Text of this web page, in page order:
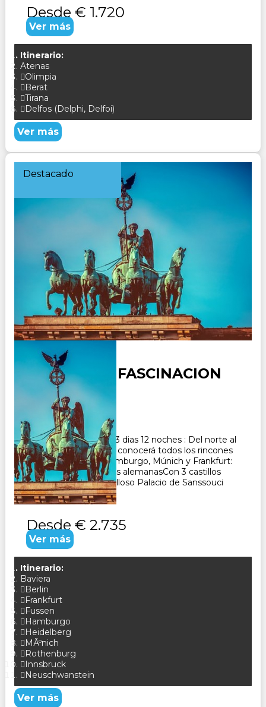
Desde € 1.720
Ver más
Itinerario:
Atenas
Olimpia
Berat
Tirana
Delfos (Delphi, Delfoi)
Ver más
Destacado
ALEMANIA - FASCINACION
Duración:
13Días12 Noches
Paquete Turistico de 13 dias 12 noches : Del norte al
sur y del este al oeste: conocerá todos los rincones
de AlemaniaBerlín, Hamburgo, Múnich y Frankfurt:
descubra las metrópolis alemanasCon 3 castillos
románticos y el maravilloso Palacio de Sanssouci
CONSULTAR
Desde € 2.735
Ver más
Itinerario:
Baviera
Berlin
Frankfurt
Fussen
Hamburgo
Heidelberg
MÃºnich
Rothenburg
Innsbruck
Neuschwanstein
Ver más